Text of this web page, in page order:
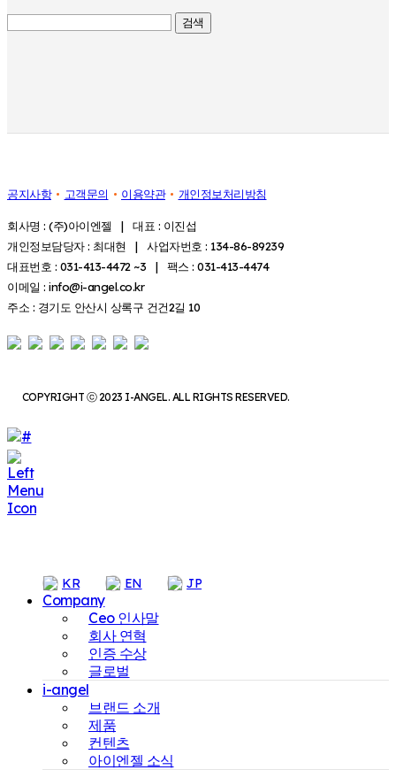
검색
공지사항 고객문의 이용약관 개인정보처리방침
회사명 : (주)아이엔젤 | 대표 : 이진섭
개인정보담당자 : 최대현 | 사업자번호 : 134-86-89239
대표번호 : 031-413-4472 ~3 | 팩스 : 031-413-4474
이메일 : info@i-angel.co.kr
주소 : 경기도 안산시 상록구 건건2길 10
COPYRIGHT ⓒ 2023 I-ANGEL. ALL RIGHTS RESERVED.
KR EN JP
Company
Ceo 인사말
회사 연혁
인증 수상
글로벌
i-angel
브랜드 소개
제품
컨텐츠
아이엔젤 소식